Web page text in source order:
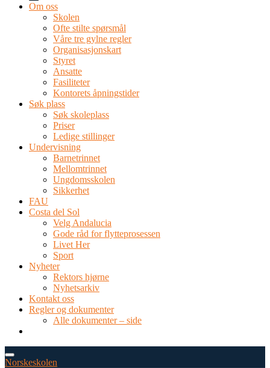
Om oss
Skolen
Ofte stilte spørsmål
Våre tre gylne regler
Organisasjonskart
Styret
Ansatte
Fasiliteter
Kontorets åpningstider
Søk plass
Søk skoleplass
Priser
Ledige stillinger
Undervisning
Barnetrinnet
Mellomtrinnet
Ungdomsskolen
Sikkerhet
FAU
Costa del Sol
Velg Andalucia
Gode råd for flytteprosessen
Livet Her
Sport
Nyheter
Rektors hjørne
Nyhetsarkiv
Kontakt oss
Regler og dokumenter
Alle dokumenter – side
Norskeskolen